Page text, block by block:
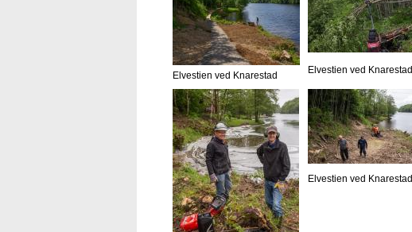
Elvestien ved Knarestad Elvestien ved Knarestad
Elvestien ved Knarestad